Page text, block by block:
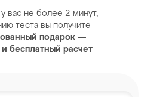
у вас не более 2 минут,
теста вы получите
подарок —
бесплатный расчет